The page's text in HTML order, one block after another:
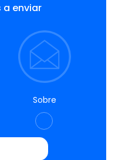
a enviar
Sobre